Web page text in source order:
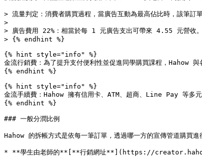
> 流量判定：消費者購買過程，當廣告互動為最高佔比時，該筆訂單
>
> 廣告費用 22%：相當於每 1 元廣告支出可帶來 4.55 元營收。
> {% endhint %}
{% hint style="info" %}
金流行銷費：為了提升支付便利性並促進同學購買課程，
{% endhint %}
{% hint style="info" %}
金流手續費：Hahow 擁有信用卡、ATM、超商、Line Pay 等多
{% endhint %}
### 一般分潤比例
Hahow 的拆帳方式是依每一筆訂單，透過哪一方的宣傳管道購買進
* **學生由老師的**[**行銷網址**](https://